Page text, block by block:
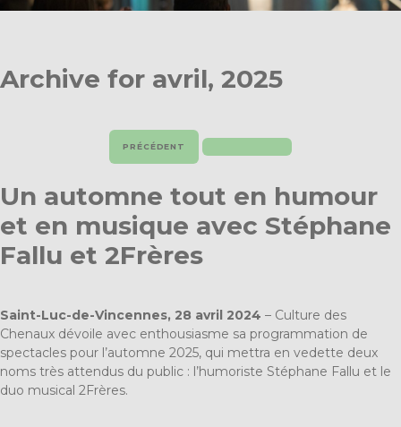
Archive for avril, 2025
PRÉCÉDENT
Un automne tout en humour
et en musique avec Stéphane
Fallu et 2Frères
Saint-Luc-de-Vincennes, 28 avril 2024 – Culture des
Chenaux dévoile avec enthousiasme sa programmation de
spectacles pour l’automne 2025, qui mettra en vedette deux
noms très attendus du public : l’humoriste Stéphane Fallu et le
duo musical 2Frères.